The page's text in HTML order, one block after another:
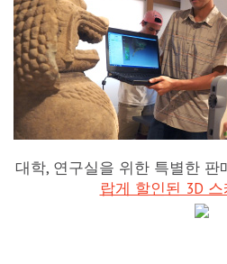
대학, 연구실을 위한 특별한 판
랍게 할인된 3D